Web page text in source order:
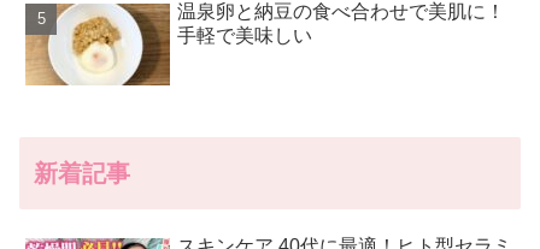
温泉卵と納豆の食べ合わせで美肌に！
手軽で美味しい
新着記事